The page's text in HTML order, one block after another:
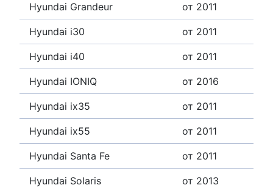
Hyundai Grandeur от 2011
Hyundai i30 от 2011
Hyundai i40 от 2011
Hyundai IONIQ от 2016
Hyundai ix35 от 2011
Hyundai ix55 от 2011
Hyundai Santa Fe от 2011
Hyundai Solaris от 2013